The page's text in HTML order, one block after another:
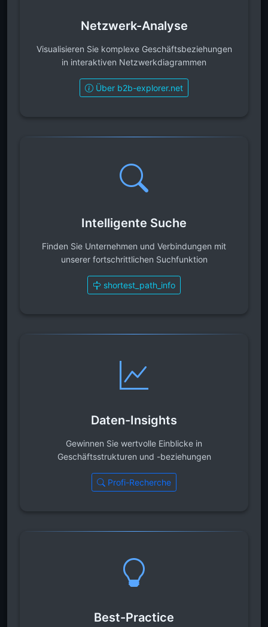
Netzwerk-Analyse
Visualisieren Sie komplexe Geschäftsbeziehungen
in interaktiven Netzwerkdiagrammen
Über b2b-explorer.net
Intelligente Suche
Finden Sie Unternehmen und Verbindungen mit
unserer fortschrittlichen Suchfunktion
shortest_path_info
Daten-Insights
Gewinnen Sie wertvolle Einblicke in
Geschäftsstrukturen und -beziehungen
Profi-Recherche
Best-Practice